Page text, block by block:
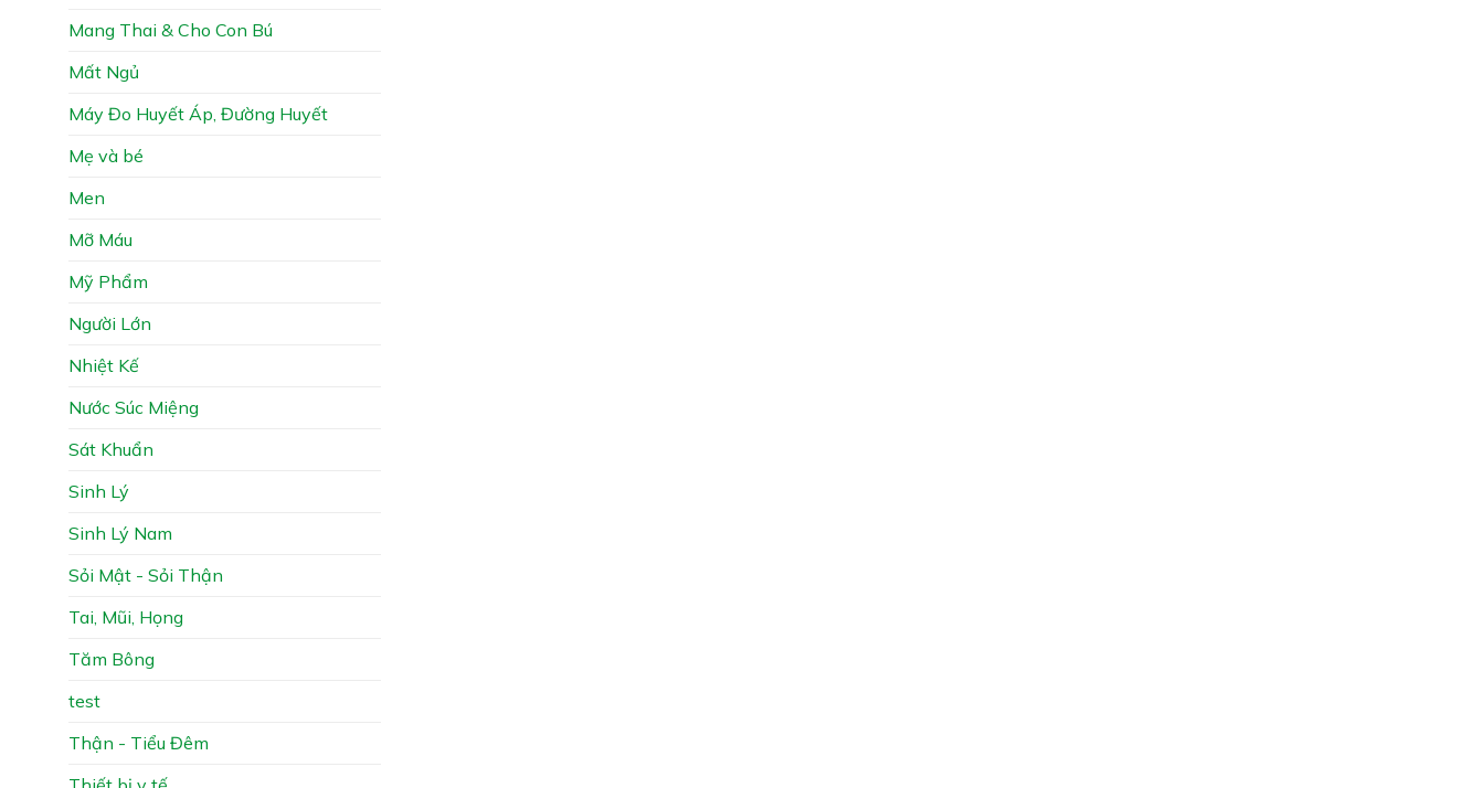
Mang Thai & Cho Con Bú
Mất Ngủ
Máy Đo Huyết Áp, Đường Huyết
Mẹ và bé
Men
Mỡ Máu
Mỹ Phẩm
Người Lớn
Nhiệt Kế
Nước Súc Miệng
Sát Khuẩn
Sinh Lý
Sinh Lý Nam
Sỏi Mật - Sỏi Thận
Tai, Mũi, Họng
Tăm Bông
test
Thận - Tiểu Đêm